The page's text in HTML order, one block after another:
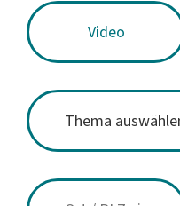
Video